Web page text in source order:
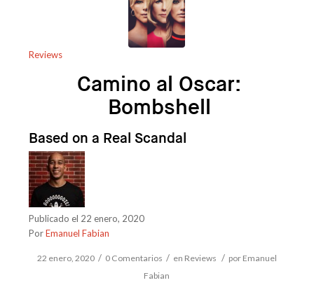
Reviews
Camino al Oscar:
Bombshell
Based on a Real Scandal
Publicado el 22 enero, 2020
PorEmanuel Fabian
22 enero, 2020 / 0 Comentarios / en Reviews / por Emanuel
Fabian